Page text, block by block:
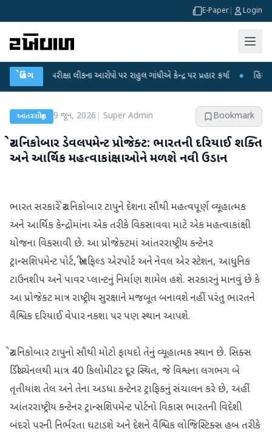
E-Paper Login
બ્રેકિંગ
પરીક્ષા લીકના આરોપો પર રાહુલ ગાંધીએ કેન્દ્ર પર પ્રહાર કર્યા ● હિંમતનગરમાં
આંતરરાષ્ટ્રીય 9 જૂન, 2026 Super Admin Bookmark
ગ્રેટ નિકોબાર ડેવલપમેન્ટ પ્રોજેક્ટ: ભારતની દરિયાઈ શક્તિ
અને આર્થિક મહત્વાકાંક્ષાઓને મળશે નવી ઉડાન
ભારત સરકારે ગ્રેટ નિકોબાર ટાપુને દેશના સૌથી મહત્વપૂર્ણ વ્યૂહાત્મક
અને આર્થિક કેન્દ્રોમાંના એક તરીકે વિકસાવવા માટે એક મહત્વાકાંક્ષી
યોજના વિકસાવી છે. આ પ્રોજેક્ટમાં આંતરરાષ્ટ્રીય કન્ટેનર
ટ્રાન્સશિપમેન્ટ પોર્ટ, ગ્રીનફિલ્ડ એરપોર્ટ અને નેવલ એર સ્ટેશન, આધુનિક
ટાઉનશીપ અને પાવર પ્લાન્ટનું નિર્માણ શામેલ હશે. સરકારનું માનવું છે કે
આ પ્રોજેક્ટ માત્ર રાષ્ટ્રીય સુરક્ષાને મજબૂત બનાવશે નહીં પરંતુ ભારતને
વૈશ્વિક દરિયાઈ વેપાર નકશા પર પણ સ્થાન આપશે.
ગ્રેટ નિકોબાર ટાપુનો સૌથી મોટો ફાયદો તેનું વ્યૂહાત્મક સ્થાન છે. સિક્સ
ડિગ્રી ચેનલથી માત્ર 40 કિલોમીટર દૂર સ્થિત, જે વિશ્વના લગભગ બે
તૃતીયાંશ તેલ અને તેના અડધા કન્ટેનર ટ્રાફિકનું સંચાલન કરે છે, અહીં
આંતરરાષ્ટ્રીય કન્ટેનર ટ્રાન્સશિપમેન્ટ પોર્ટનો વિકાસ ભારતની વિદેશી
બંદરો પરની નિર્ભરતા ઘટાડશે અને દેશને વૈશ્વિક લોજિસ્ટિક્સ હબ તરીકે